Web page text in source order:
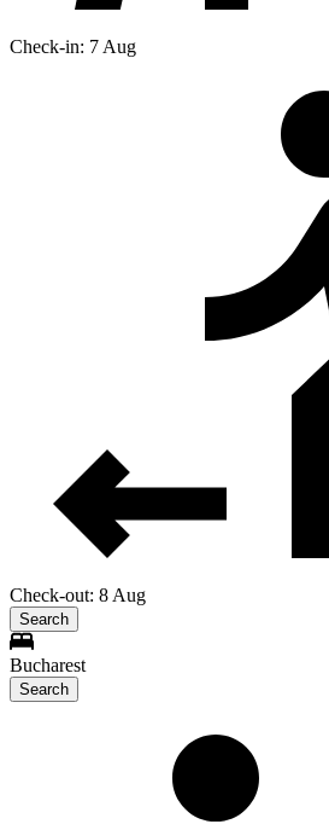
Check-in: 7 Aug
Check-out: 8 Aug
Search
Bucharest
Search